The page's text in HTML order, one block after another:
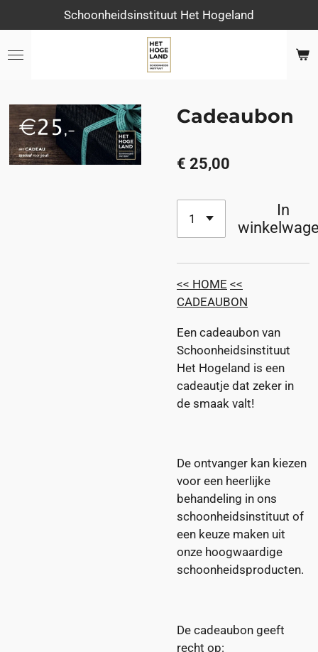
direct
naar
Schoonheidsinstituut Het Hogeland
Cadeaubon
€ 25,00
In
<< HOME <<
CADEAUBON
Een cadeaubon van
Schoonheidsinstituut
Het Hogeland is een
cadeautje dat zeker in
de smaak valt!
De ontvanger kan kiezen
voor een heerlijke
behandeling in ons
schoonheidsinstituut of
een keuze maken uit
onze hoogwaardige
schoonheidsproducten.
De cadeaubon geeft
recht op: